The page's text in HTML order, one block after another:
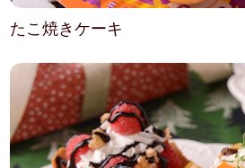
たこ焼きケーキ